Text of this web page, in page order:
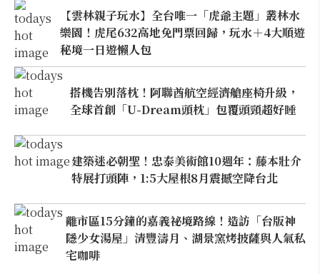
【雲林親子玩水】全台唯一「虎爺主題」叢林水
樂園！虎尾632高地免門票回歸，玩水＋4大順遊
秘境一日遊懶人包
搭機告別落枕！阿聯酋航空經濟艙座椅升級，
全球首創「U-Dream頭枕」包覆頭頸超好睡
建築迷必朝聖！忠泰美術館10週年：藤本壯介
特展打頭陣，1:5大屋根8月震撼空降台北
離市區15分鐘的嘉義祕境路線！造訪「台版神
隱少女湯屋」清豐濤月、湖景窯烤披薩與人氣私
宅咖啡